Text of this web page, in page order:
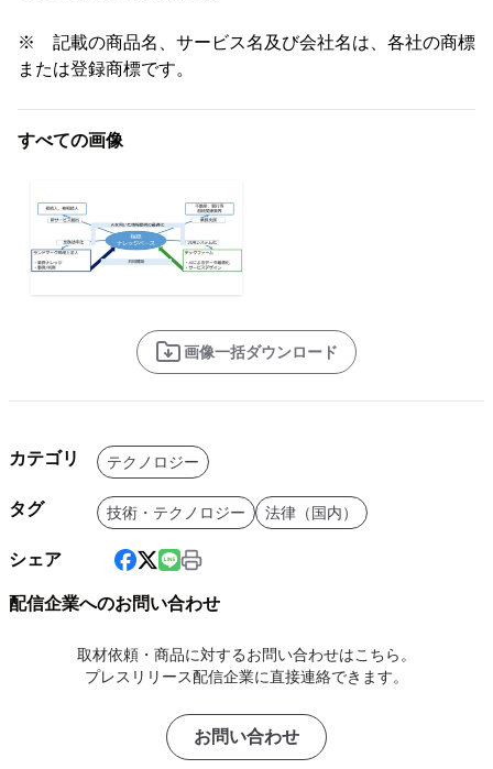
※ 記載の商品名、サービス名及び会社名は、各社の商標
または登録商標です。
すべての画像
画像一括ダウンロード
カテゴリ テクノロジー
タグ 技術・テクノロジー 法律（国内）
シェア
配信企業へのお問い合わせ
取材依頼・商品に対するお問い合わせはこちら。
プレスリリース配信企業に直接連絡できます。
お問い合わせ